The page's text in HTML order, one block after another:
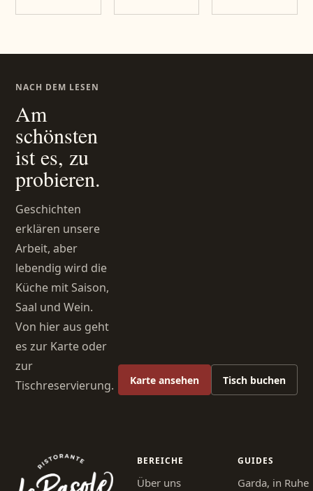
NACH DEM LESEN
Am
schönsten
ist es, zu
probieren.
Geschichten
erklären unsere
Arbeit, aber
lebendig wird die
Küche mit Saison,
Saal und Wein.
Von hier aus geht
es zur Karte oder
zur
Tischreservierung.
Karte ansehen Tisch buchen
BEREICHE
Über uns
GUIDES
Garda, in Ruhe